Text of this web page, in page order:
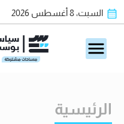
السبت، 8 أغسطس 2026
الرئيسية